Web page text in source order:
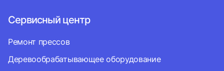
Сервисный центр
Ремонт прессов
Деревообрабатывающее оборудование